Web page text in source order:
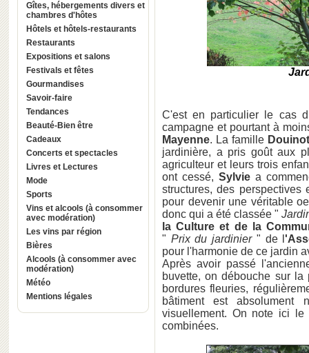
Gîtes, hébergements divers et
chambres d'hôtes
Hôtels et hôtels-restaurants
Restaurants
Expositions et salons
Festivals et fêtes
Gourmandises
Savoir-faire
Tendances
Beauté-Bien être
Cadeaux
Concerts et spectacles
Livres et Lectures
Mode
Sports
Vins et alcools (à consommer
avec modération)
Les vins par région
Bières
Alcools (à consommer avec
modération)
Météo
Mentions légales
C'est en particulier le cas
campagne et pourtant à
Mayenne. La famille Douinot
jardinière, a pris goût aux
agriculteur et leurs trois
ont cessé, Sylviea
structures, des
pour devenir une véritable
donc qui a été classée "
la Culture et de la
" Prix du jardinier " de l
pour l'harmonie de ce jardin
Après avoir passé
buvette, on débouche sur
bordures fleuries,
bâtiment est
visuellement. On note ici
combinées.